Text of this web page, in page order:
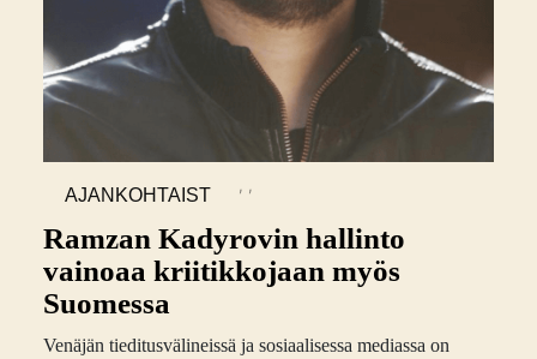
AJANKOHTAIST
, ,
Ramzan Kadyrovin hallinto
vainoaa kriitikkojaan myös
Suomessa
Venäjän tieditusvälineissä ja sosiaalisessa mediassa on